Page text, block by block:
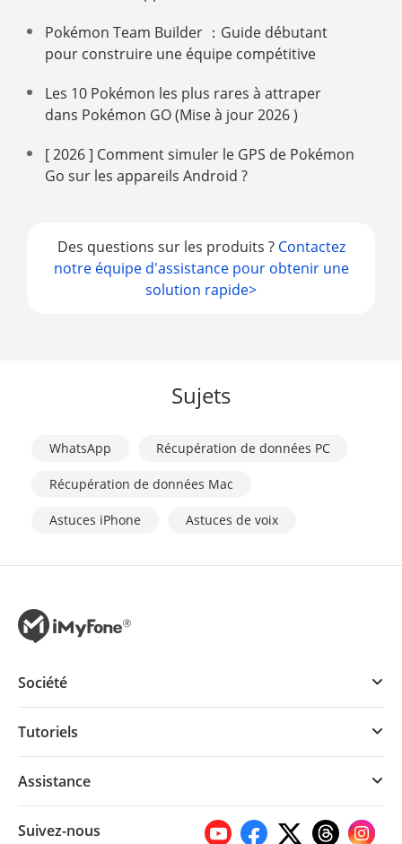
Pokémon Team Builder ：Guide débutant
pour construire une équipe compétitive
Les 10 Pokémon les plus rares à attraper
dans Pokémon GO (Mise à jour 2026 )
[ 2026 ] Comment simuler le GPS de Pokémon
Go sur les appareils Android ?
Des questions sur les produits ? Contactez
notre équipe d'assistance pour obtenir une
solution rapide>
Sujets
WhatsApp Récupération de données PC
Récupération de données Mac
Astuces iPhone Astuces de voix
Société
Tutoriels
Assistance
Suivez-nous